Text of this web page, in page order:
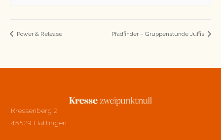
Power & Release Pfadfinder – Gruppenstunde Juffis
Kressenberg 2
45529 Hattingen